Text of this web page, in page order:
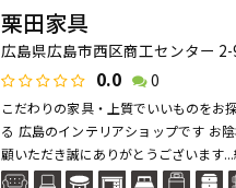
栗田家具
広島県広島市西区商工センター
0.0 0
こだわりの家具・上質でいいものをお
る 広島のインテリアショップです お
顧いただき誠にありがとうございます